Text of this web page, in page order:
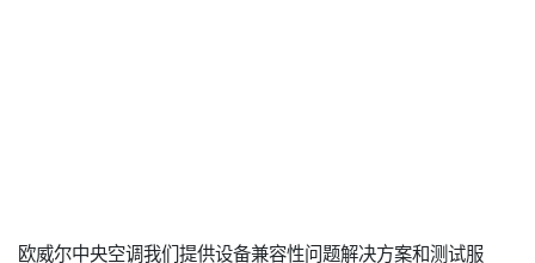
欧威尔中央空调我们提供设备兼容性问题解决方案和测试服